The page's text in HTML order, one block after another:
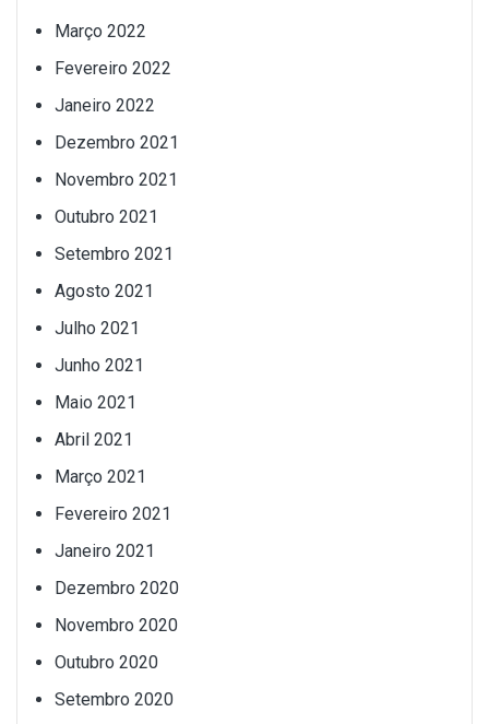
Março 2022
Fevereiro 2022
Janeiro 2022
Dezembro 2021
Novembro 2021
Outubro 2021
Setembro 2021
Agosto 2021
Julho 2021
Junho 2021
Maio 2021
Abril 2021
Março 2021
Fevereiro 2021
Janeiro 2021
Dezembro 2020
Novembro 2020
Outubro 2020
Setembro 2020